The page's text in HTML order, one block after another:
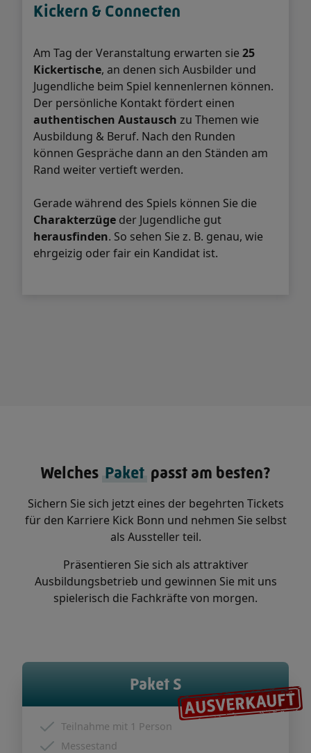
Kickern & Connecten
Am Tag der Veranstaltung erwarten sie 25
Kickertische, an denen sich Ausbilder und
Jugendliche beim Spiel kennenlernen können.
Der persönliche Kontakt fördert einen
authentischen Austausch zu Themen wie
Ausbildung & Beruf. Nach den Runden
können Gespräche dann an den Ständen am
Rand weiter vertieft werden.
Gerade während des Spiels können Sie die
Charakterzüge der Jugendliche gut
herausfinden. So sehen Sie z. B. genau, wie
ehrgeizig oder fair ein Kandidat ist.
Welches Paket passt am besten?
Sichern Sie sich jetzt eines der begehrten Tickets
für den Karriere Kick Bonn und nehmen Sie selbst
als Aussteller teil.
Präsentieren Sie sich als attraktiver
Ausbildungsbetrieb und gewinnen Sie mit uns
spielerisch die Fachkräfte von morgen.
Paket S
Teilnahme mit 1 Person
Messestand